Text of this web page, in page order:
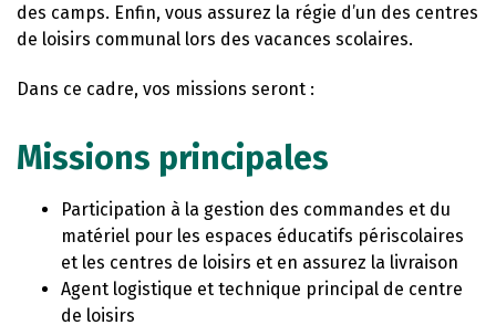
des camps. Enfin, vous assurez la régie d’un des centres
de loisirs communal lors des vacances scolaires.
Dans ce cadre, vos missions seront :
Missions principales
Participation à la gestion des commandes et du
matériel pour les espaces éducatifs périscolaires
et les centres de loisirs et en assurez la livraison
Agent logistique et technique principal de centre
de loisirs